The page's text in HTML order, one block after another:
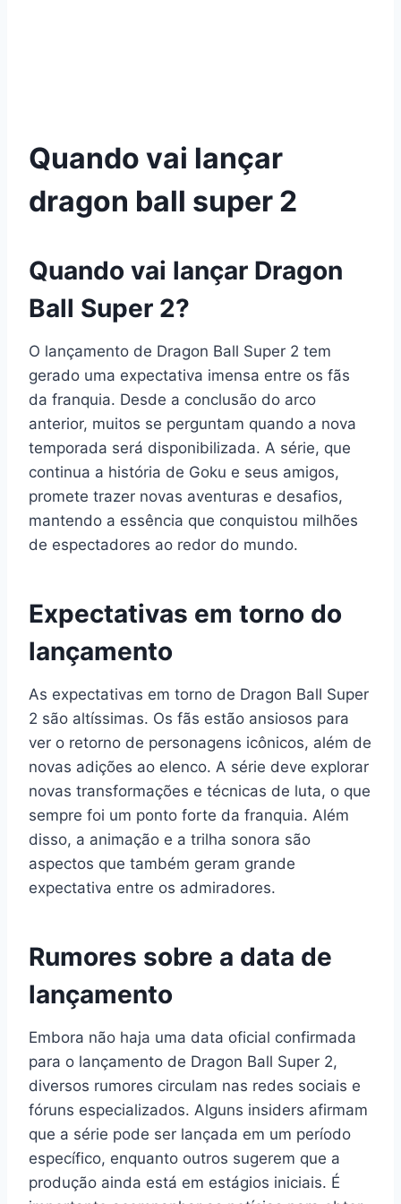
Quando vai lançar
dragon ball super 2
Quando vai lançar Dragon
Ball Super 2?
O lançamento de Dragon Ball Super 2 tem
gerado uma expectativa imensa entre os fãs
da franquia. Desde a conclusão do arco
anterior, muitos se perguntam quando a nova
temporada será disponibilizada. A série, que
continua a história de Goku e seus amigos,
promete trazer novas aventuras e desafios,
mantendo a essência que conquistou milhões
de espectadores ao redor do mundo.
Expectativas em torno do
lançamento
As expectativas em torno de Dragon Ball Super
2 são altíssimas. Os fãs estão ansiosos para
ver o retorno de personagens icônicos, além de
novas adições ao elenco. A série deve explorar
novas transformações e técnicas de luta, o que
sempre foi um ponto forte da franquia. Além
disso, a animação e a trilha sonora são
aspectos que também geram grande
expectativa entre os admiradores.
Rumores sobre a data de
lançamento
Embora não haja uma data oficial confirmada
para o lançamento de Dragon Ball Super 2,
diversos rumores circulam nas redes sociais e
fóruns especializados. Alguns insiders afirmam
que a série pode ser lançada em um período
específico, enquanto outros sugerem que a
produção ainda está em estágios iniciais. É